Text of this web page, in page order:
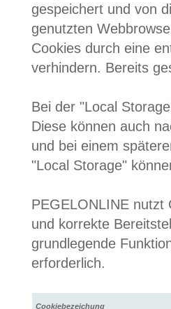
gespeichert und von
genutzten
Cookies durch eine
verhindern. Bereits
Bei der "Local
Diese können auch
und bei einem
"Local Storage"
PEGELONLINE nutzt
und korrekte
grundlegende
erforderlich.
Cookiebezeichung